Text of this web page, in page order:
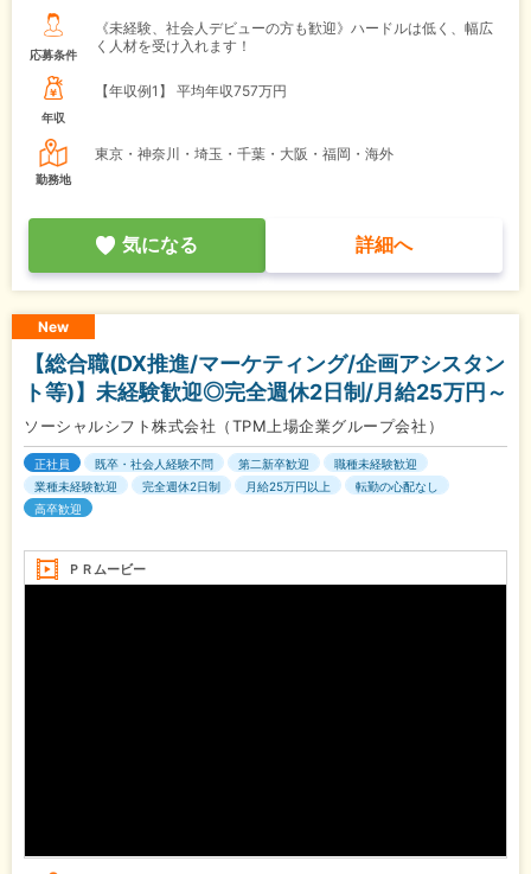
応募条件
《未経験、社会人デビューの方も歓迎》ハードルは低く、幅広
く人材を受け入れます！
年収
【年収例1】 平均年収757万円
勤務地
東京・神奈川・埼玉・千葉・大阪・福岡・海外
気になる 詳細へ
New
【総合職(DX推進/マーケティング/企画アシスタン
ト等)】未経験歓迎◎完全週休2日制/月給25万円～
ソーシャルシフト株式会社（TPM上場企業グループ会社）
正社員 既卒・社会人経験不問 第二新卒歓迎
職種未経験歓迎
業種未経験歓迎
完全週休2日制 月給25万円以上
転勤の心配なし
高卒歓迎
ＰＲムービー